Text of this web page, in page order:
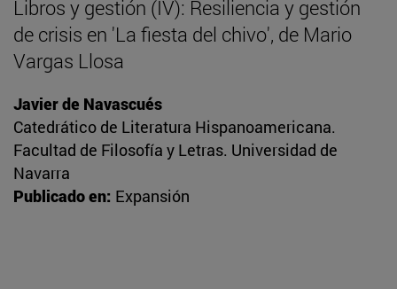
Libros y gestión (IV): Resiliencia y gestión
de crisis en 'La fiesta del chivo', de Mario
Vargas Llosa
Javier de Navascués
Catedrático de Literatura Hispanoamericana.
Facultad de Filosofía y Letras. Universidad de
Navarra
Publicado en: Expansión